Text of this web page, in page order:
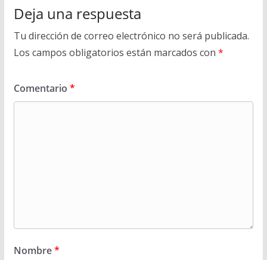
Deja una respuesta
Tu dirección de correo electrónico no será publicada.
Los campos obligatorios están marcados con *
Comentario *
Nombre*